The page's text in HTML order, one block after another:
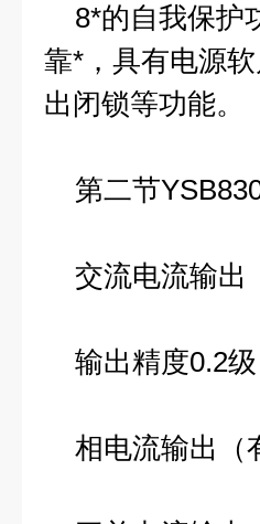
8*的自我保护
靠*，具有电源
出闭锁等功能。
第二节
交流电流输出
输出精度0.2级
相电流输出（